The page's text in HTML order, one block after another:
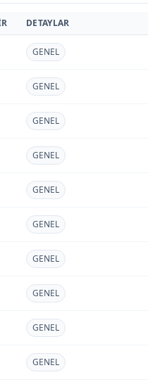
DETAYLAR
GENEL
GENEL
GENEL
GENEL
GENEL
GENEL
GENEL
GENEL
GENEL
GENEL